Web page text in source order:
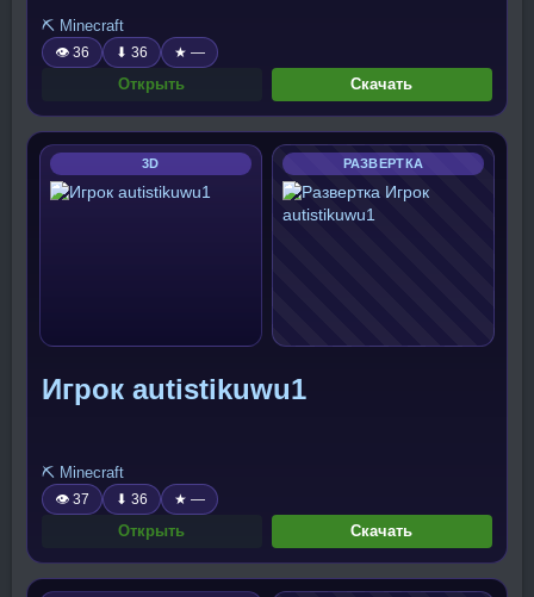
⛏️ Minecraft
👁 36 ⬇ 36 ★ —
Открыть Скачать
3D РАЗВЕРТКА
Игрок autistikuwu1
⛏️ Minecraft
👁 37 ⬇ 36 ★ —
Открыть Скачать